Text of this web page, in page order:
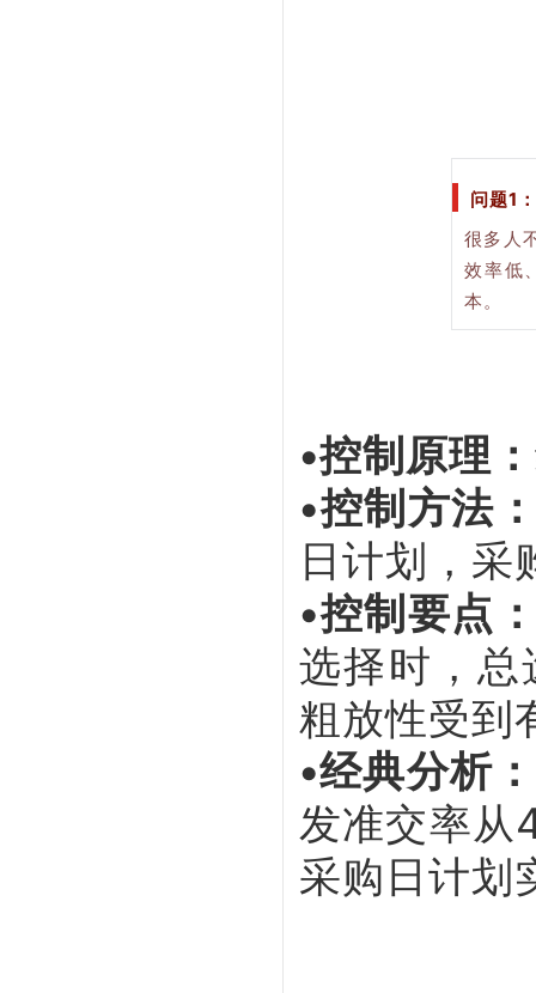
问题1：
很多人
效率低
本。
•控制原理：
•控制方法
日计划，采
•控制要点
选择时，
粗放性受到
•经典分析：
发准交率从
采购日计划